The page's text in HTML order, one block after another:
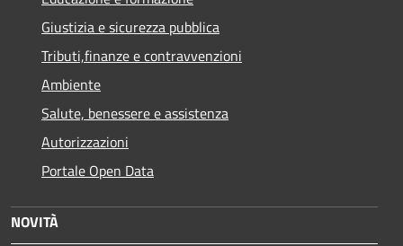
Giustizia e sicurezza pubblica
Tributi,finanze e contravvenzioni
Ambiente
Salute, benessere e assistenza
Autorizzazioni
Portale Open Data
NOVITÀ